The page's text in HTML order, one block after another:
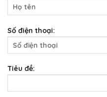
Số điện thoại:
Tiêu đề: